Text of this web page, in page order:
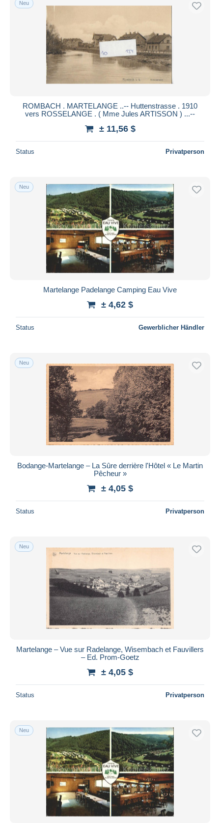
Kostenloser Versand
Zahlungsmethoden
PayPal
Banküberweisung
Visa
Mastercard
iDeal
Wohnsitz des Verkäufers
Übernehmen
Neu
ROMBACH . MARTELANGE ..-- Huttenstrasse . 1910
vers ROSSELANGE . ( Mme Jules ARTISSON ) ...--
± 11,56 $
Status Privatperson
Neu
Martelange Padelange Camping Eau Vive
± 4,62 $
Status Gewerblicher Händler
Neu
Bodange-Martelange – La Sûre derrière l'Hôtel « Le Martin
Pêcheur »
± 4,05 $
Status Privatperson
Neu
Martelange – Vue sur Radelange, Wisembach et Fauvillers
– Ed. Prom-Goetz
± 4,05 $
Status Privatperson
Neu